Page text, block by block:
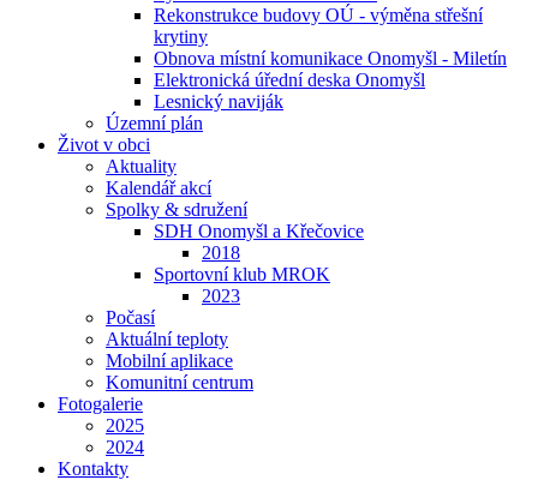
Rekonstrukce budovy OÚ - výměna střešní
krytiny
Obnova místní komunikace Onomyšl - Miletín
Elektronická úřední deska Onomyšl
Lesnický naviják
Územní plán
Život v obci
Aktuality
Kalendář akcí
Spolky & sdružení
SDH Onomyšl a Křečovice
2018
Sportovní klub MROK
2023
Počasí
Aktuální teploty
Mobilní aplikace
Komunitní centrum
Fotogalerie
2025
2024
Kontakty